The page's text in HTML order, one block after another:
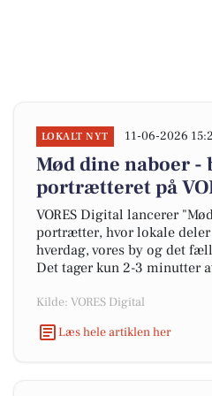
LOKALT NYT 11-06-2026
Mød dine naboer -
portrætteret på
VORES Digital lancerer
portrætter, hvor lokale
hverdag, vores by og det
Det tager kun 2-3 minutter
Kilde: VORES Digital
Læs hele artiklen her